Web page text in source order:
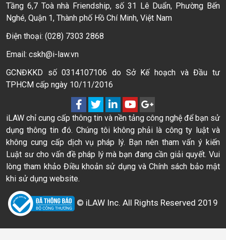
Tầng 6,7 Toà nhà Friendship, số 31 Lê Duẩn, Phường Bến
Nghé, Quận 1, Thành phố Hồ Chí Minh, Việt Nam
Điện thoại: (028) 7303 2868
Email: cskh@i-law.vn
GCNĐKKD số 0314107106 do Sở Kế hoạch và Đầu tư
TPHCM cấp ngày 10/11/2016
iLAW chỉ cung cấp thông tin và nền tảng công nghệ để bạn sử
dụng thông tin đó. Chúng tôi không phải là công ty luật và
không cung cấp dịch vụ pháp lý. Bạn nên tham vấn ý kiến
Luật sư cho vấn đề pháp lý mà bạn đang cần giải quyết. Vui
lòng tham khảo Điều khoản sử dụng và Chính sách bảo mật
khi sử dụng website.
© iLAW Inc. All Rights Reserved 2019